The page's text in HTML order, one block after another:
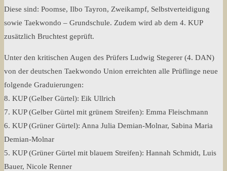
Diese sind: Poomse, Ilbo Tayron, Zweikampf, Selbstverteidigung
sowie Taekwondo – Grundschule. Zudem wird ab dem 4. KUP
zusätzlich Bruchtest geprüft.
Unter den kritischen Augen des Prüfers Ludwig Stegerer (4. DAN)
von der deutschen Taekwondo Union erreichten alle Prüflinge neue
folgende Graduierungen:
8. KUP (Gelber Gürtel): Eik Ullrich
7. KUP (Gelber Gürtel mit grünem Streifen): Emma Fleischmann
6. KUP (Grüner Gürtel): Anna Julia Demian-Molnar, Sabina Maria
Demian-Molnar
5. KUP (Grüner Gürtel mit blauem Streifen): Hannah Schmidt, Luis
Bauer, Nicole Renner